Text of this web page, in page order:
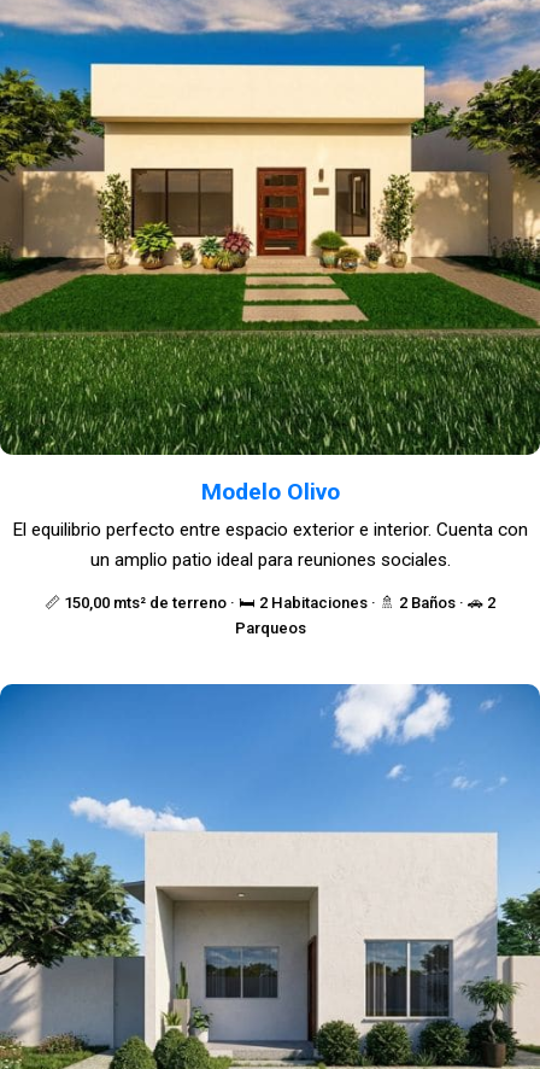
Modelo Olivo
📏 150,00 mts² de terreno · 🛏️ 2 Habitaciones · 🚿 2 Baños · 🚗 2
Parqueos
El equilibrio perfecto entre espacio exterior e interior. Cuenta con
un amplio patio ideal para reuniones sociales.